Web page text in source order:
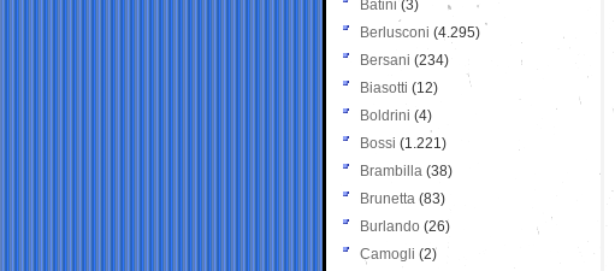
Batini (3)
Berlusconi (4.295)
Bersani (234)
Biasotti (12)
Boldrini (4)
Bossi (1.221)
Brambilla (38)
Brunetta (83)
Burlando (26)
Camogli (2)